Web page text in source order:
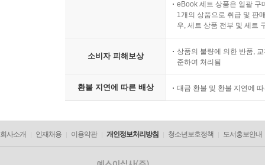
eBook 세트 상품은 일괄 구
1개의 상품으로 취급 및 판
우, 세트 상품 전부 및 세트
소비자 피해보상
상품의 불량에 의한 반품,
준하여 처리됨
환불 지연에 따른 배상 대금 환불 및 환불 지연에
회사소개 인재채용 이용약관 개인정보처리방침 청소년보호정책 도서홍보안내